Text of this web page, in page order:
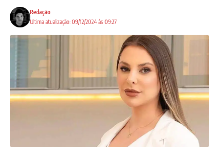
Ultima atualização: 09/12/2024 às 09:27
Redação